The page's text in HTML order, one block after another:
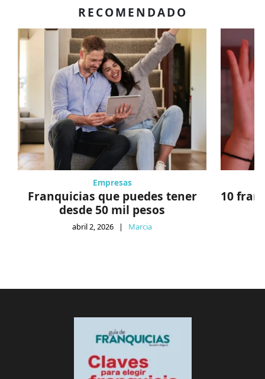
RECOMENDADO
Empresas
Franquicias que puedes tener
desde 50 mil pesos
abril 2, 2026 | Marcia
10